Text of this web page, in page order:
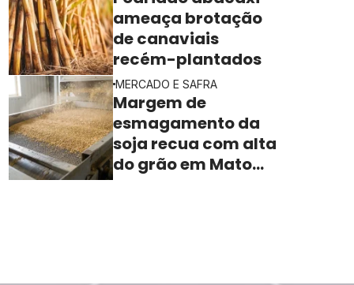
ameaça brotação
de canaviais
recém-plantados
MERCADO E SAFRA
Margem de
esmagamento da
soja recua com alta
do grão em Mato